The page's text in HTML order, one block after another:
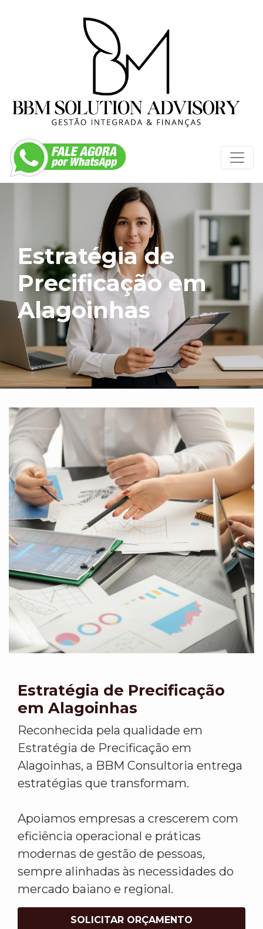
Estratégia de
Precificação em
Alagoinhas
Estratégia de Precificação
em Alagoinhas
Reconhecida pela qualidade em
Estratégia de Precificação em
Alagoinhas, a BBM Consultoria entrega
estratégias que transformam.
Apoiamos empresas a crescerem com
eficiência operacional e práticas
modernas de gestão de pessoas,
sempre alinhadas às necessidades do
mercado baiano e regional.
SOLICITAR ORÇAMENTO